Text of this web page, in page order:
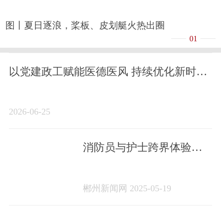
图丨夏日逐浪，桨板、皮划艇火热出圈
01
以党建政工赋能医德医风 持续优化新时代
2026-06-25
消防员与护士跨界体验，
郴州新闻网 2025-05-19